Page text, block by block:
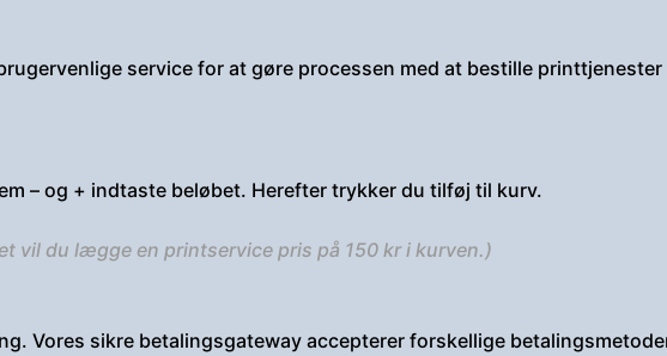
service for at gøre processen med at bestille
– og + indtaste beløbet. Herefter trykker du tilføj til kurv.
vil du lægge en printservice pris på 150 kr i kurven.)
Vores sikre betalingsgateway accepterer forskellige